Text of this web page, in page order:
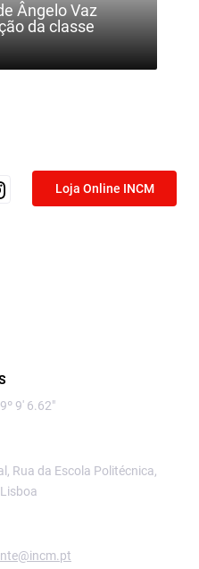
Ângelo Vaz
da classe
Loja Online INCM
9' 6.62"
Rua da Escola Politécnica,